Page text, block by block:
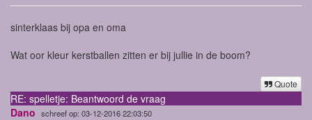
sinterklaas bij opa en oma
Wat oor kleur kerstballen zitten er bij jullie in de boom?
Quote
RE: spelletje: Beantwoord de vraag
Dano schreef op: 03-12-2016 22:03:50